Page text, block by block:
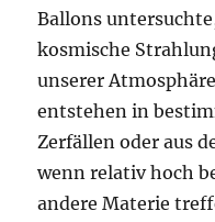
Ballons
kosmische
unserer
entstehen in
Zerfällen oder aus
wenn relativ hoch
andere Materie